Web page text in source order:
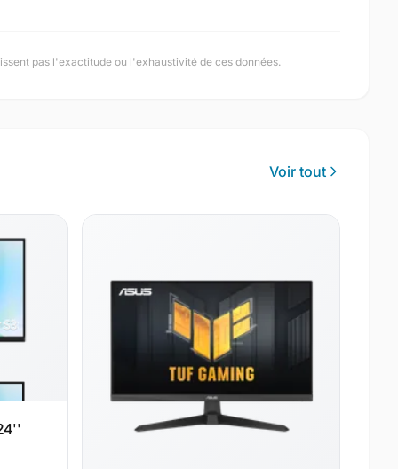
pas l'exactitude ou l'exhaustivité de ces données.
Voir tout